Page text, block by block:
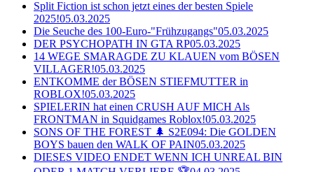
Split Fiction ist schon jetzt eines der besten Spiele
2025!05.03.2025
Die Seuche des 100-Euro-"Frühzugangs"05.03.2025
DER PSYCHOPATH IN GTA RP05.03.2025
14 WEGE SMARAGDE ZU KLAUEN vom BÖSEN
VILLAGER!05.03.2025
ENTKOMME der BÖSEN STIEFMUTTER in
ROBLOX!05.03.2025
SPIELERIN hat einen CRUSH AUF MICH Als
FRONTMAN in Squidgames Roblox!05.03.2025
SONS OF THE FOREST 🌲 S2E094: Die GOLDEN
BOYS bauen den WALK OF PAIN05.03.2025
DIESES VIDEO ENDET WENN ICH UNREAL BIN